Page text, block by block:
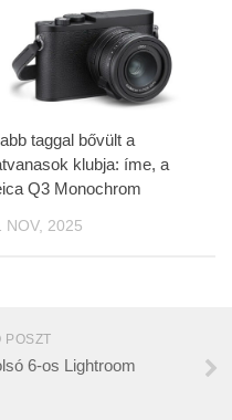
taggal bővült a
klubja: íme, a
Q3 Monochrom
NOV, 2025
POSZT
6-os Lightroom